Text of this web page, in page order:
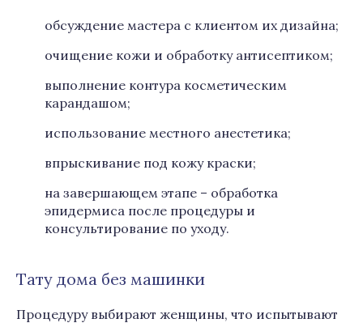
обсуждение мастера с клиентом их дизайна;
очищение кожи и обработку антисептиком;
выполнение контура косметическим
карандашом;
использование местного анестетика;
впрыскивание под кожу краски;
на завершающем этапе – обработка
эпидермиса после процедуры и
консультирование по уходу.
Тату дома без машинки
Процедуру выбирают женщины, что испытывают